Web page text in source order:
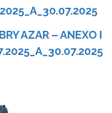
AZAR – ANEXO I